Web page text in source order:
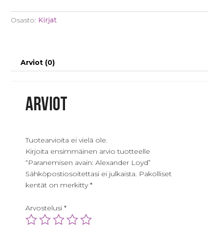
Loyd
määrä
Osasto: Kirjat
Arviot (0)
Arviot
Tuotearvioita ei vielä ole.
Kirjoita ensimmäinen arvio tuotteelle
“Paranemisen avain: Alexander Loyd”
Sähköpostiosoitettasi ei julkaista. Pakolliset
kentät on merkitty*
Arvostelusi*